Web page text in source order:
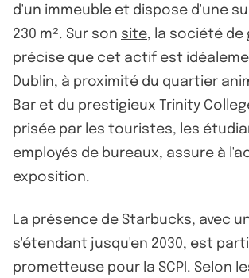
d'un immeuble et dispose d'une
230 m². Sur son site, la société de
précise que cet actif est
Dublin, à proximité du quartier
Bar et du prestigieux Trinity
prisée par les touristes, les
employés de bureaux, assure à
exposition.
La présence de Starbucks, avec
s'étendant jusqu'en 2030, est
prometteuse pour la SCPI. Selon